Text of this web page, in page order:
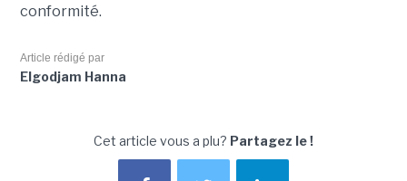
conformité.
Article rédigé par
Elgodjam Hanna
Cet article vous a plu? Partagez le !